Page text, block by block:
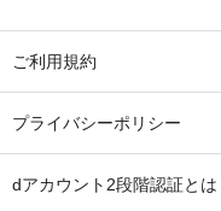
ご利用規約
プライバシーポリシー
dアカウント2段階認証とは